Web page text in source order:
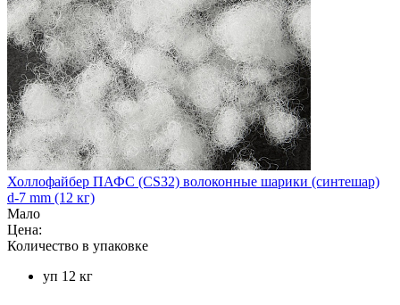
Холлофайбер ПАФС (CS32) волоконные шарики (синтешар)
d-7 mm (12 кг)
Мало
Цена:
Количество в упаковке
уп 12 кг